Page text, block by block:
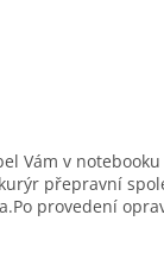
Vám v
přepravní
provedení